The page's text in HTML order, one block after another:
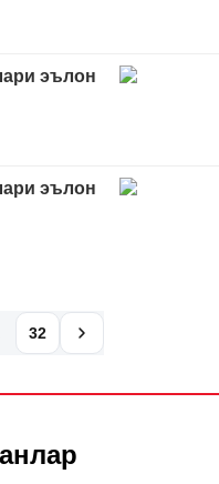
эълон
эълон
32